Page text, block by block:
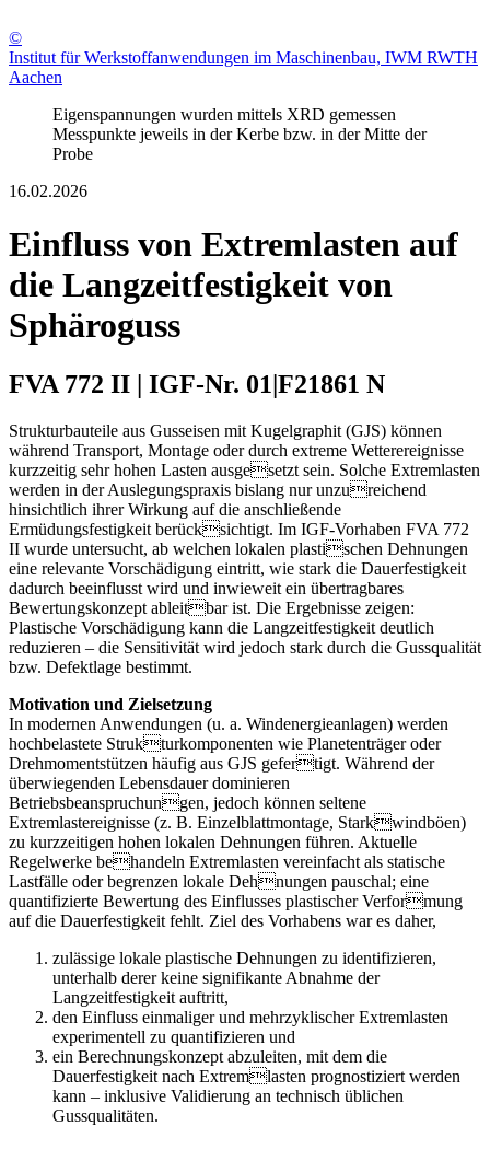
©
Institut für Werkstoffanwendungen im Maschinenbau, IWM RWTH
Aachen
Eigenspannungen wurden mittels XRD gemessen
Messpunkte jeweils in der Kerbe bzw. in der Mitte der
Probe
16.02.2026
Einfluss von Extremlasten auf
die Langzeitfestigkeit von
Sphäroguss
FVA 772 II | IGF-Nr. 01|F21861 N
Strukturbauteile aus Gusseisen mit Kugelgraphit (GJS) können
während Transport, Montage oder durch extreme Wetterereignisse
kurzzeitig sehr hohen Lasten ausgesetzt sein. Solche Extremlasten
werden in der Auslegungspraxis bislang nur unzureichend
hinsichtlich ihrer Wirkung auf die anschließende
Ermüdungsfestigkeit berücksichtigt. Im IGF-Vorhaben FVA 772
II wurde untersucht, ab welchen lokalen plastischen Dehnungen
eine relevante Vorschädigung eintritt, wie stark die Dauerfestigkeit
dadurch beeinflusst wird und inwieweit ein übertragbares
Bewertungskonzept ableitbar ist. Die Ergebnisse zeigen:
Plastische Vorschädigung kann die Langzeitfestigkeit deutlich
reduzieren – die Sensitivität wird jedoch stark durch die Gussqualität
bzw. Defektlage bestimmt.
Motivation und Zielsetzung
In modernen Anwendungen (u. a. Windenergieanlagen) werden
hochbelastete Strukturkomponenten wie Planetenträger oder
Drehmomentstützen häufig aus GJS gefertigt. Während der
überwiegenden Lebensdauer dominieren
Betriebsbeanspruchungen, jedoch können seltene
Extremlastereignisse (z. B. Einzelblattmontage, Starkwindböen)
zu kurzzeitigen hohen lokalen Dehnungen führen. Aktuelle
Regelwerke behandeln Extremlasten vereinfacht als statische
Lastfälle oder begrenzen lokale Dehnungen pauschal; eine
quantifizierte Bewertung des Einflusses plastischer Verformung
auf die Dauerfestigkeit fehlt. Ziel des Vorhabens war es daher,
zulässige lokale plastische Dehnungen zu identifizieren,
unterhalb derer keine signifikante Abnahme der
Langzeitfestigkeit auftritt,
den Einfluss einmaliger und mehrzyklischer Extremlasten
experimentell zu quantifizieren und
ein Berechnungskonzept abzuleiten, mit dem die
Dauerfestigkeit nach Extremlasten prognostiziert werden
kann – inklusive Validierung an technisch üblichen
Gussqualitäten.